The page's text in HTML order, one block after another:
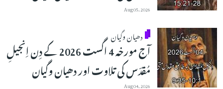
Aug 05, 2026
دھیان وگیان
آج مورخہ 4 اگست 2026 کے دِن اِنجیلِ
مُقدّس کی تلاوت اور دھیان وگیان
Aug 04, 2026